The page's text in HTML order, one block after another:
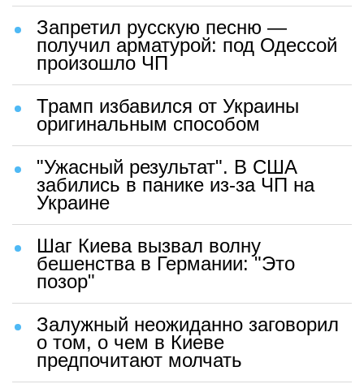
Запретил русскую песню —
получил арматурой: под Одессой
произошло ЧП
Трамп избавился от Украины
оригинальным способом
"Ужасный результат". В США
забились в панике из-за ЧП на
Украине
Шаг Киева вызвал волну
бешенства в Германии: "Это
позор"
Залужный неожиданно заговорил
о том, о чем в Киеве
предпочитают молчать